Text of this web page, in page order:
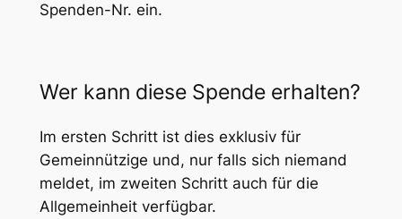
Spenden-Nr. ein.
Wer kann diese Spende erhalten?
Im ersten Schritt ist dies exklusiv für
Gemeinnützige und, nur falls sich niemand
meldet, im zweiten Schritt auch für die
Allgemeinheit verfügbar.